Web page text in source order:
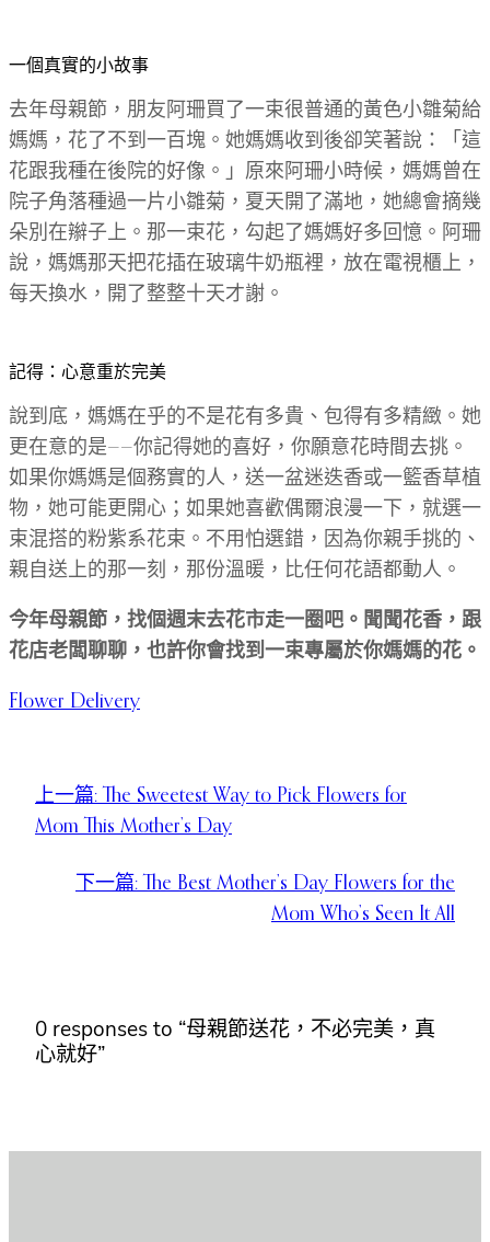
一個真實的小故事
去年母親節，朋友阿珊買了一束很普通的黃色小雛菊給
媽媽，花了不到一百塊。她媽媽收到後卻笑著說：「這
花跟我種在後院的好像。」原來阿珊小時候，媽媽曾在
院子角落種過一片小雛菊，夏天開了滿地，她總會摘幾
朵別在辮子上。那一束花，勾起了媽媽好多回憶。阿珊
說，媽媽那天把花插在玻璃牛奶瓶裡，放在電視櫃上，
每天換水，開了整整十天才謝。
記得：心意重於完美
說到底，媽媽在乎的不是花有多貴、包得有多精緻。她
更在意的是——你記得她的喜好，你願意花時間去挑。
如果你媽媽是個務實的人，送一盆迷迭香或一籃香草植
物，她可能更開心；如果她喜歡偶爾浪漫一下，就選一
束混搭的粉紫系花束。不用怕選錯，因為你親手挑的、
親自送上的那一刻，那份溫暖，比任何花語都動人。
今年母親節，找個週末去花市走一圈吧。聞聞花香，跟
花店老闆聊聊，也許你會找到一束專屬於你媽媽的花。
Flower Delivery
上一篇: The Sweetest Way to Pick Flowers for
Mom This Mother’s Day
下一篇: The Best Mother’s Day Flowers for the
Mom Who’s Seen It All
0 responses to “母親節送花，不必完美，真
心就好”